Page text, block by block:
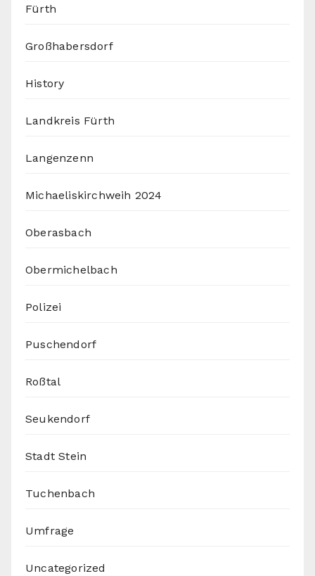
Fürth
Großhabersdorf
History
Landkreis Fürth
Langenzenn
Michaeliskirchweih 2024
Oberasbach
Obermichelbach
Polizei
Puschendorf
Roßtal
Seukendorf
Stadt Stein
Tuchenbach
Umfrage
Uncategorized